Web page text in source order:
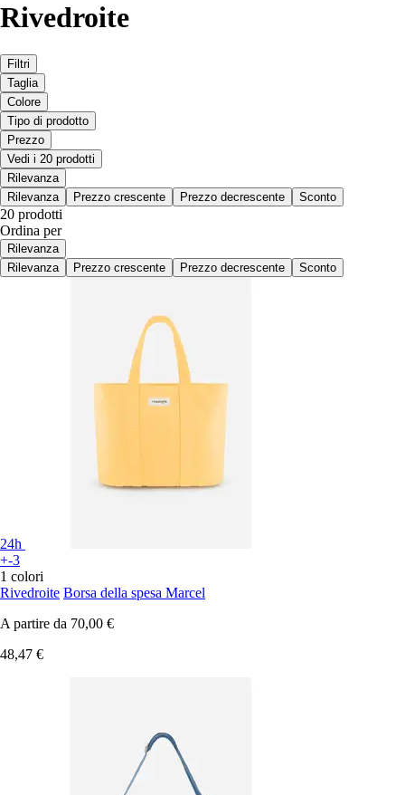
Rivedroite
Filtri
Taglia
Colore
Tipo di prodotto
Prezzo
Vedi i 20 prodotti
Rilevanza
Rilevanza
Prezzo crescente Prezzo decrescente Sconto
20 prodotti
Ordina per
Rilevanza
Rilevanza
Prezzo crescente Prezzo decrescente Sconto
24h
+-3
1 colori
Rivedroite Borsa della spesa Marcel
A partire da 70,00 €
48,47 €